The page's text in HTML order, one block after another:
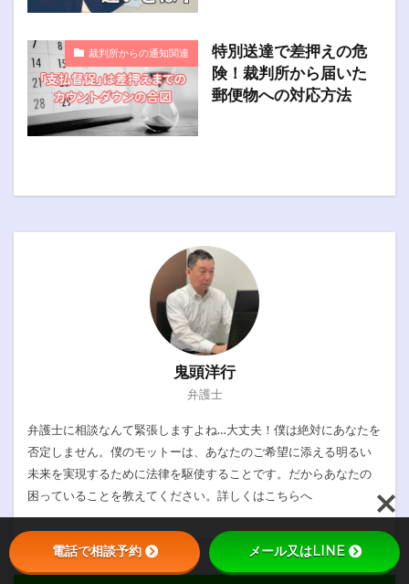
裁判所からの通知関連
特別送達で差押えの危
険！裁判所から届いた
郵便物への対応方法
鬼頭洋行
弁護士
弁護士に相談なんて緊張しますよね…大丈夫！僕は絶対にあなたを
否定しません。僕のモットーは、あなたのご希望に添える明るい
未来を実現するために法律を駆使することです。だからあなたの
困っていることを教えてください。詳しくは こちらへ
電話で相談予約 メール又はLINE